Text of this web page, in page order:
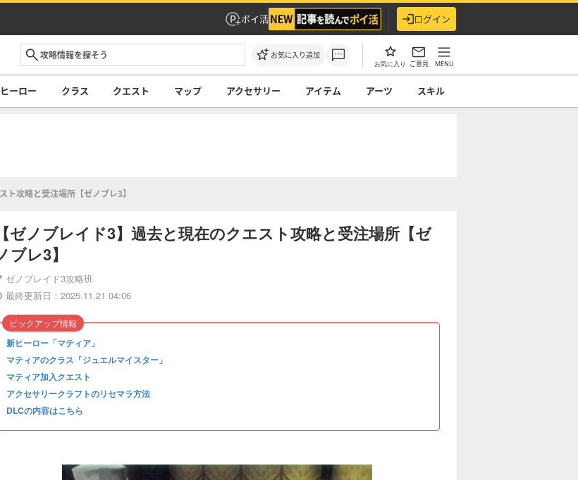
ポイ活 ログイン
お気に入り追加
お気に入り ご意見 MENU
ヒーロー クラス クエスト マップ アクセサリー アイテム アーツ スキル
ト攻略と受注場所【ゼノブレ3】
【ゼノブレイド3】過去と現在のクエスト攻略と受注場所【ゼ
ブレ3】
ゼノブレイド3攻略班
最終更新日：2025.11.21 04:06
新ヒーロー「マティア」
マティアのクラス「ジュエルマイスター」
マティア加入クエスト
アクセサリークラフトのリセマラ方法
DLCの内容はこちら
ピックアップ情報